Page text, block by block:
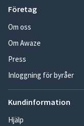
Företag
Om oss
Om Awaze
Press
Inloggning för byråer
Kundinformation
Hjälp